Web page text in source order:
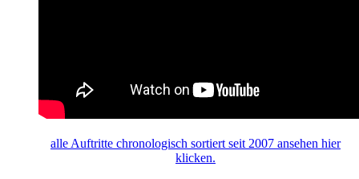
alle Auftritte chronologisch sortiert seit 2007 ansehen hier
klicken.